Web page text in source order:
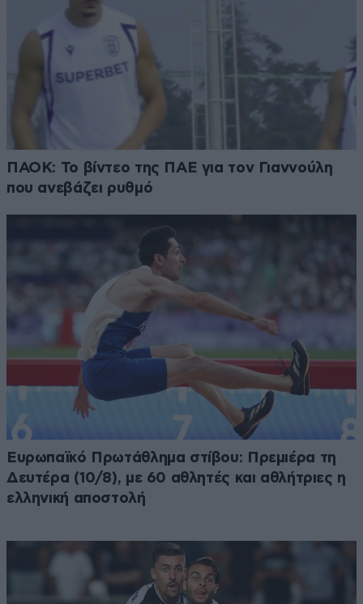
ΠΑΟΚ: Το βίντεο της ΠΑΕ για τον Γιαννούλη
που ανεβάζει ρυθμό
Ευρωπαϊκό Πρωτάθλημα στίβου: Πρεμιέρα τη
Δευτέρα (10/8), με 60 αθλητές και αθλήτριες η
ελληνική αποστολή